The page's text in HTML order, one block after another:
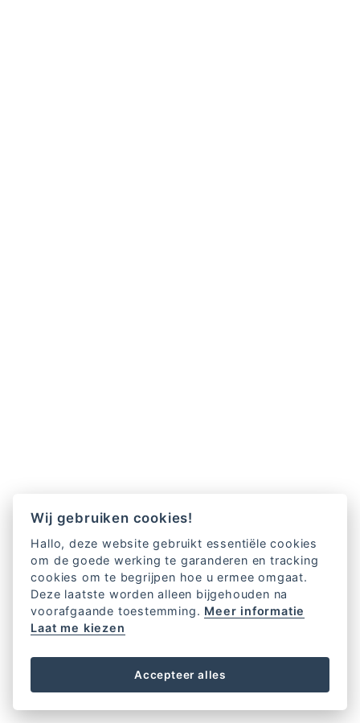
Wij gebruiken cookies!
Hallo, deze website gebruikt essentiële cookies
om de goede werking te garanderen en tracking
cookies om te begrijpen hoe u ermee omgaat.
Deze laatste worden alleen bijgehouden na
voorafgaande toestemming. Meer informatie
Laat me kiezen
Accepteer alles